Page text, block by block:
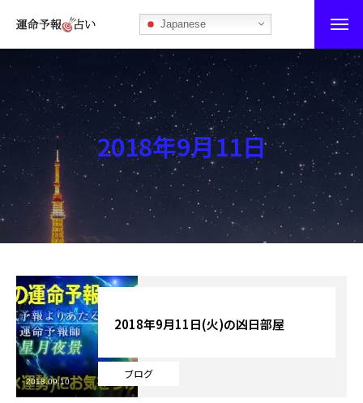
Japanese
運命予報占い
運命予報占いとは
あなたの所属部屋を探そう！
最恐の相性占い
秘伝公開！吉凶カレンダー
記事カテゴリー
ブログ
お知らせ
芸能界
2018年9月11日
ブログ
2018年9月11日(火)の凶日部屋
2018.09.10